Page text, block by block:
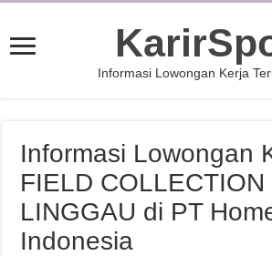
Informasi Lowongan Kerja
Informasi Lowongan
FIELD
LINGGAU di PT
Indonesia